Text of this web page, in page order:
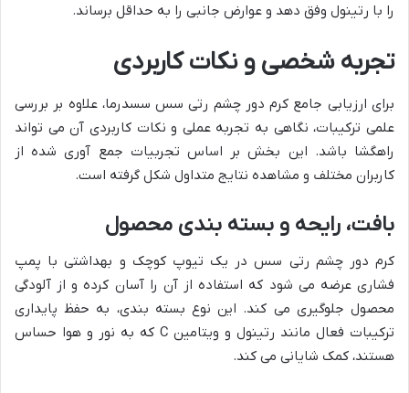
را با رتینول وفق دهد و عوارض جانبی را به حداقل برساند.
تجربه شخصی و نکات کاربردی
برای ارزیابی جامع کرم دور چشم رتی سس سسدرما، علاوه بر بررسی
علمی ترکیبات، نگاهی به تجربه عملی و نکات کاربردی آن می تواند
راهگشا باشد. این بخش بر اساس تجربیات جمع آوری شده از
کاربران مختلف و مشاهده نتایج متداول شکل گرفته است.
بافت، رایحه و بسته بندی محصول
کرم دور چشم رتی سس در یک تیوپ کوچک و بهداشتی با پمپ
فشاری عرضه می شود که استفاده از آن را آسان کرده و از آلودگی
محصول جلوگیری می کند. این نوع بسته بندی، به حفظ پایداری
ترکیبات فعال مانند رتینول و ویتامین C که به نور و هوا حساس
هستند، کمک شایانی می کند.